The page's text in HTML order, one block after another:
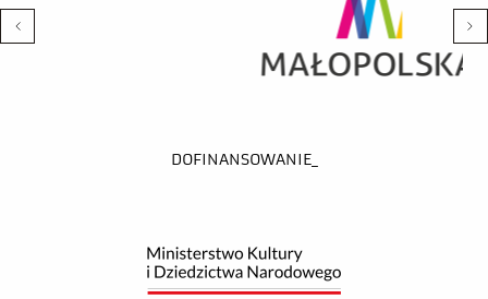
DOFINANSOWANIE_